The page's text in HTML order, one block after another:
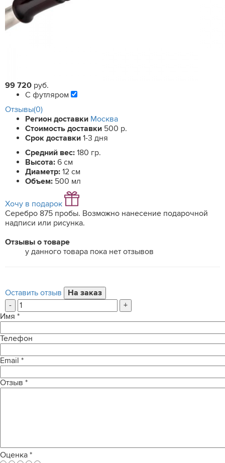
99 720 руб.
С футляром
Отзывы(0)
Регион доставки Москва
Стоимость доставки 500 р.
Срок доставки 1-3 дня
Средний вес: 180 гр.
Высота: 6 см
Диаметр: 12 см
Объем: 500 мл
Хочу в подарок
Серебро 875 пробы. Возможно нанесение подарочной
надписи или рисунка.
Отзывы о товаре
у данного товара пока нет отзывов
Оставить отзыв
-
+
Имя *
Телефон
Email *
Отзыв *
Оценка *